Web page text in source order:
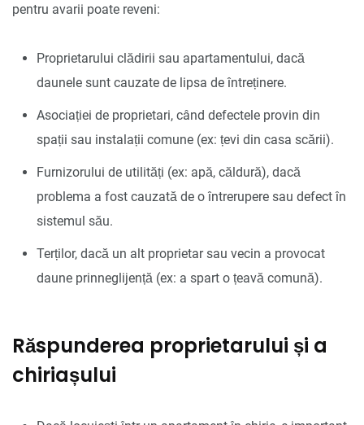
pentru avarii poate reveni:
Proprietarului clădirii sau apartamentului, dacă
daunele sunt cauzate de lipsa de întreținere.
Asociației de proprietari, când defectele provin din
spații sau instalații comune (ex: țevi din casa scării).
Furnizorului de utilități (ex: apă, căldură), dacă
problema a fost cauzată de o întrerupere sau defect în
sistemul său.
Terților, dacă un alt proprietar sau vecin a provocat
daune prinneglijență (ex: a spart o țeavă comună).
Răspunderea proprietarului și a
chiriașului